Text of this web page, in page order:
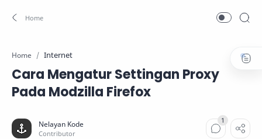
Home Internet
Cara Mengatur Settingan Proxy
Pada Modzilla Firefox